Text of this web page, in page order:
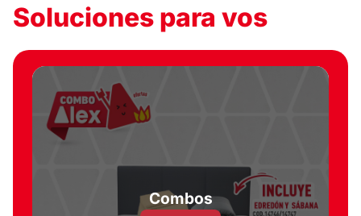
Soluciones para vos
Combos